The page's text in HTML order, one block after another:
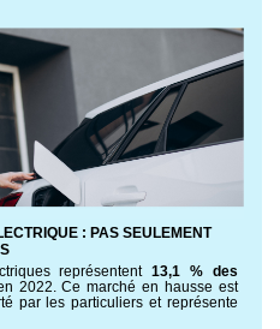
: PAS SEULEMENT
représentent13,1 % des
2022. Ce marché en hausse est
par les particuliers et représente